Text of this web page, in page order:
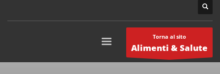
Torna al sito
Alimenti & Salute